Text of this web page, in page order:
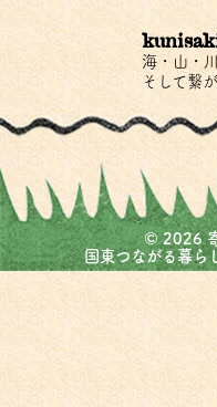
海・山・
そして繋
©2026
国東つながる暮ら